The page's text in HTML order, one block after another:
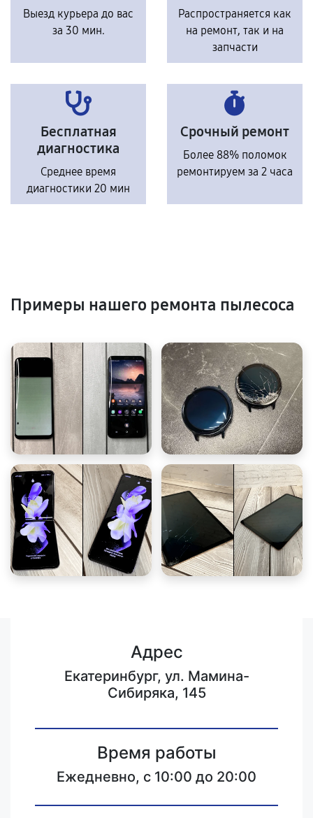
Выезд курьера до вас
за 30 мин.
Распространяется как
на ремонт, так и на
запчасти
Бесплатная
диагностика
Среднее время
диагностики 20 мин
Срочный ремонт
Более 88% поломок
ремонтируем за 2 часа
Примеры нашего ремонта пылесоса
Адрес
Екатеринбург, ул. Мамина-
Сибиряка, 145
Время работы
Ежедневно, с 10:00 до 20:00